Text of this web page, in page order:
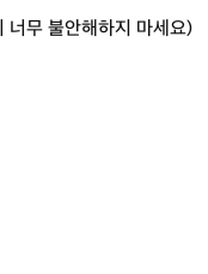
너무 불안해하지 마세요)